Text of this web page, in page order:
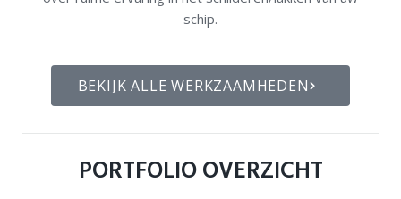
schip.
BEKIJK ALLE WERKZAAMHEDEN
PORTFOLIO OVERZICHT